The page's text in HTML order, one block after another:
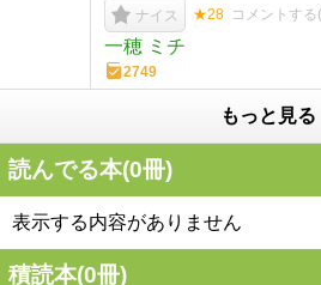
ナイス ★28 コメントする(
一穂 ミチ
2749
もっと見る
読んでる本(0冊)
表示する内容がありません
積読本(0冊)